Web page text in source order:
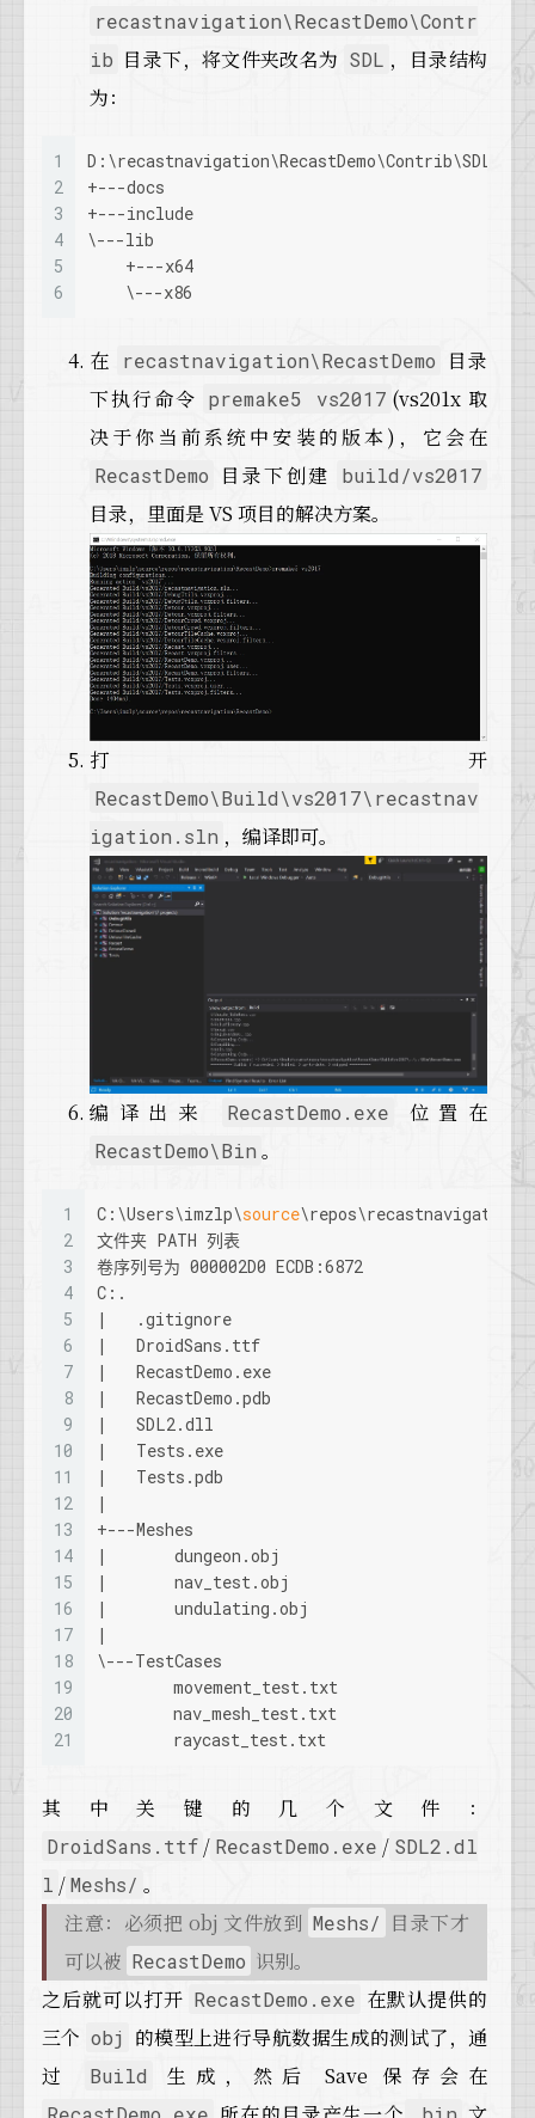
recastnavigation\RecastDemo\Contr
ib 目录下，将文件夹改名为 SDL ，目录结构
为：
1
2
3
4
5
6
+---docs
+---include
\---lib
    +---x64
    \---x86
在 recastnavigation\RecastDemo
目录
下执行命令 premake5 vs2017 (vs201x 取
决于你当前系统中安装的版本)，它会在
RecastDemo 目录下创建 build/vs2017
目录，里面是 VS 项目的解决方案。
打开
RecastDemo\Build\vs2017\recastnav
igation.sln ，编译即可。
编译出来 RecastDemo.exe 位置在
RecastDemo\Bin 。
1
2
3
4
5
6
7
8
9
10
11
12
13
14
15
16
17
18
19
20
21
C:\Users\imzlp\source
文件夹 PATH 列表
卷序列号为 000002D0 ECDB:6872
C:.
|   .gitignore
|   DroidSans.ttf
|   RecastDemo.exe
|   RecastDemo.pdb
|   SDL2.dll
|   Tests.exe
|   Tests.pdb
|
+---Meshes
|       dungeon.obj
|       nav_test.obj
|       undulating.obj
|
\---TestCases
        movement_test.txt
        nav_mesh_test.txt
        raycast_test.txt
其中关键的几个文件：
DroidSans.ttf / RecastDemo.exe / SDL2.dl
l /Meshs/ 。
注意：必须把 obj 文件放到 Meshs/ 目录下才
可以被 RecastDemo 识别。
之后就可以打开 RecastDemo.exe 在默认提供的
三个 obj
的模型上进行导航数据生成的测试了，通
过
Build 生成，然后 Save 保存会在